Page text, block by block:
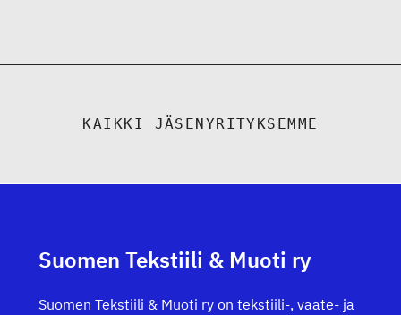
KAIKKI JÄSENYRITYKSEMME
Suomen Tekstiili & Muoti ry
Suomen Tekstiili & Muoti ry on tekstiili-, vaate- ja